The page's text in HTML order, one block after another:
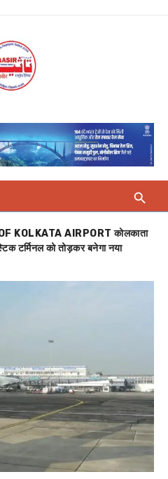
KOLKATA AIRPORT कोलकाता
टर्मिनल को तोड़कर बनेगा नया